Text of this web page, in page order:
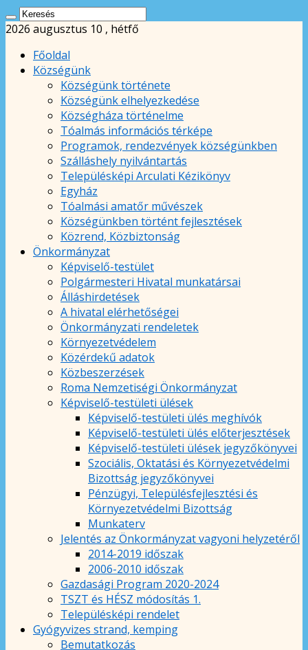
2026 augusztus 10 , hétfő
Főoldal
Községünk
Községünk története
Községünk elhelyezkedése
Községháza történelme
Tóalmás információs térképe
Programok, rendezvények községünkben
Szálláshely nyilvántartás
Településképi Arculati Kézikönyv
Egyház
Tóalmási amatőr művészek
Községünkben történt fejlesztések
Közrend, Közbiztonság
Önkormányzat
Képviselő-testület
Polgármesteri Hivatal munkatársai
Álláshirdetések
A hivatal elérhetőségei
Önkormányzati rendeletek
Környezetvédelem
Közérdekű adatok
Közbeszerzések
Roma Nemzetiségi Önkormányzat
Képviselő-testületi ülések
Képviselő-testületi ülés meghívók
Képviselő-testületi ülés előterjesztések
Képviselő-testületi ülések jegyzőkönyvei
Szociális, Oktatási és Környezetvédelmi
Bizottság jegyzőkönyvei
Pénzügyi, Településfejlesztési és
Környezetvédelmi Bizottság
Munkaterv
Jelentés az Önkormányzat vagyoni helyzetéről
2014-2019 időszak
2006-2010 időszak
Gazdasági Program 2020-2024
TSZT és HÉSZ módosítás 1.
Településképi rendelet
Gyógyvizes strand, kemping
Bemutatkozás